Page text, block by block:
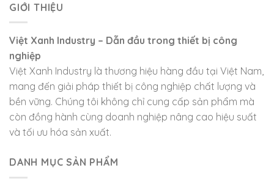
GIỚI THIỆU
Việt Xanh Industry – Dẫn đầu trong thiết bị công
nghiệp
Việt Xanh Industry là thương hiệu hàng đầu tại Việt Nam,
mang đến giải pháp thiết bị công nghiệp chất lượng và
bền vững. Chúng tôi không chỉ cung cấp sản phẩm mà
còn đồng hành cùng doanh nghiệp nâng cao hiệu suất
và tối ưu hóa sản xuất.
DANH MỤC SẢN PHẨM